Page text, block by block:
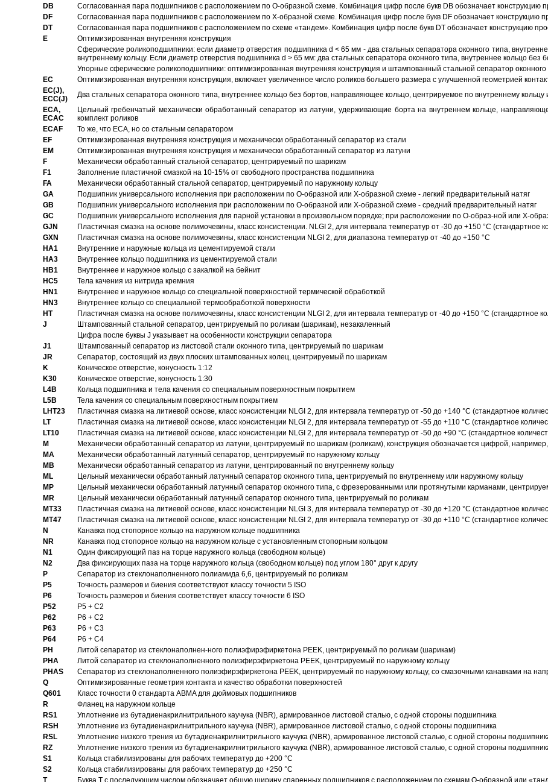
DB
Согласованная пара подшипников с расположением по О-образной схеме. Комбинация цифр после букв DB обозначает конструкцию
DF
Согласованная пара подшипников с расположением по Х-образной схеме. Комбинация цифр после букв DF обозначает конструкцию
DT
Согласованная пара подшипников с расположением по схеме «тандем». Комбинация цифр после букв DT обозначает конструкцию
E
Оптимизированная внутренняя конструкция
Сферические роликоподшипники: если диаметр отверстия подшипника d < 65 мм - два стальных сепаратора оконного типа,
внутреннему кольцу. Если диаметр отверстия подшипника d > 65 мм: два стальных сепаратора оконного типа, внутреннее кольцо
Упорные сферические роликоподшипники: оптимизированная внутренняя конструкция и штампованный стальной сепаратор оконного
EC
Oптимизированная внутренняя конструкция, включает увеличенное число роликов большего размера с улучшенной геометрией
EC(J),
ECC(J)
Два стальных сепаратора оконного типа, внутреннее кольцо без бортов, направляющее кольцо, центрируемое по внутреннему кольцу
ECA,
ECAC
Цельный гребенчатый механически обработанный сепаратор из латуни, удерживающие борта на внутреннем кольце,
комплект роликов
ECAF
То же, что ECA, но со стальным сепаратором
EF
Оптимизированная внутренняя конструкция и механически обработанный сепаратор из стали
EM
Оптимизированная внутренняя конструкция и механически обработанный сепаратор из латуни
F
Механически обработанный стальной сепаратор, центрируемый по шарикам
F1
Заполнение пластичной смазкой на 10-15% от свободного пространства подшипника
FA
Механически обработанный стальной сепаратор, центрируемый по наружному кольцу
GA
Подшипник универсального исполнения при расположении по О-образной или Х-образной схеме - легкий предварительный натяг
GB
Подшипник универсального исполнения при расположении по О-образной или Х-образной схеме - средний предварительный натяг
GC
Подшипник универсального исполнения для парной установки в произвольном порядке; при расположении по О-образ-ной или Х-
GJN
Пластичная смазка на основе полимочевины, класс консистенции. NLGI 2, для интервала температур от -30 до +150 °C (стандартное
GXN
Пластичная смазка на основе полимочевины, класс консистенции NLGI 2, для диапазона температур от -40 до +150 °C
HA1
Внутренние и наружные кольца из цементируемой стали
HA3
Bнутреннее кольцо подшипника из цементируемой стали
HB1
Bнутреннее и наружное кольцо с закалкой на бейнит
HC5
Тела качения из нитрида кремния
HN1
Bнутреннее и наружное кольцо со специальной поверхностной термической обработкой
HN3
Внутреннее кольцо со специальной термообработкой поверхности
HT
Пластичная смазка на основе полимочевины, класс консистенции NLGI 2, для интервала температур от -40 до +150 °C (стандартное
J
Штампованный стальной сепаратор, центрируемый по роликам (шарикам), незакаленный
Цифра после буквы J указывает на особенности конструкции сепаратора
J1
Штампованный сепаратор из листовой стали оконного типа, центрируемый по шарикам
JR
Сепаратор, состоящий из двух плоских штампованных колец, центрируемый по шарикам
K
Коническое отверстие, конусность 1:12
K30
Коническое отверстие, конусность 1:30
L4B
Кольца подшипника и тела качения со специальным поверхностным покрытием
L5B
Тела качения со специальным поверхностным покрытием
LHT23
Пластичная смазка на литиевой основе, класс консистенции NLGI 2, для интервала температур от -50 до +140 °C (стандартное
LT
Пластичная смазка на литиевой основе, класс консистенции NLGI 2, для интервала температур от -55 до +110 °C (стандартное
LT10
Пластичная смазка на литиевой основе, класс консистенции NLGI 2, для интервала температур от -50 до +90 °C (стандартное
M
Механически обработанный сепаратор из латуни, центрируемый по шарикам (роликам), конструкция обозначается цифрой,
MA
Механически обработанный латунный сепаратор, центрируемый по наружному кольцу
MB
Механически обработанный сепаратор из латуни, центрированный по внутреннему кольцу
ML
Цельный механически обработанный латунный сепаратор оконного типа, центрируемый по внутреннему или наружному кольцу
MP
Цельный механически обработанный латунный сепаратор оконного типа, с фрезерованными или протянутыми карманами,
MR
Цельный механически обработанный латунный сепаратор оконного типа, центрируемый по роликам
MT33
Пластичная смазка на литиевой основе, класс консистенции NLGI 3, для интервала температур от -30 до +120 °C (стандартное
MT47
Пластичная смазка на литиевой основе, класс консистенции NLGI 2, для интервала температур от -30 до +110 °C (стандартное
N
Канавка под стопорное кольцо на наружном кольце подшипника
NR
Канавка под стопорное кольцо на наружном кольце с установленным стопорным кольцом
N1
Один фиксирующий паз на торце наружного кольца (свободном кольце)
N2
Два фиксирующих паза на торце наружного кольца (свободном кольце) под углом 180° друг к другу
P
Cепаратор из стеклонаполненного полиамида 6,6, центрируемый по роликам
P5
Точность размеров и биения соответствуют классу точности 5 ISO
P6
Точность размеров и биения соответствует классу точности 6 ISO
P52
P5 + C2
P62
P6 + C2
P63
P6 + C3
P64
P6 + C4
PH
Литой сепаратор из стеклонаполнен-ного полиэфирэфиркетона PEEK, центрируемый по роликам (шарикам)
PHA
Литой сепаратор из стеклонаполненного полиэфирэфиркетона PEEK, центрируемый по наружному кольцу
PHAS
Сепаратор из стеклонаполненного полиэфирэфиркетона PEEK, центрируемый по наружному кольцу, со смазочными канавками на
Q
Оптимизированные геометрия контакта и качество обработки поверхностей
Q601
Класс точности 0 стандарта ABMA для дюймовых подшипников
R
Фланец на наружном кольце
RS1
Уплотнение из бутадиенакрилнитрильного каучука (NBR), армированное листовой сталью, с одной стороны подшипника
RSH
Уплотнение из бутадиенакрилнитрильного каучука (NBR), армированное листовой сталью, с одной стороны подшипника
RSL
Уплотнение низкого трения из бутадиенакрилнитрильного каучука (NBR), армированное листовой сталью, с одной стороны
RZ
Уплотнение низкого трения из бутадиенакрилнитрильного каучука (NBR), армированное листовой сталью, с одной стороны
S1
Кольца стабилизированы для рабочих температур до +200 °C
S2
Кольца стабилизированы для рабочих температур до +250 °C
T
Буква T с последующим числом обозначает общую ширину спаренных подшипников с расположением по схемам О-образной или